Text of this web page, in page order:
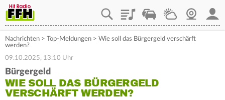
PlaylistStaupilotWetterWebcam
Nachrichten > Top-Meldungen > Wie soll das Bürgergeld verschärft
werden?
09.10.2025, 13:10 Uhr
Bürgergeld
WIE SOLL DAS BÜRGERGELD
VERSCHÄRFT WERDEN?